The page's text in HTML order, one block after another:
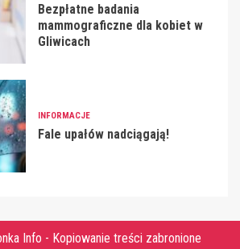
Bezpłatne badania
mammograficzne dla kobiet w
Gliwicach
INFORMACJE
Fale upałów nadciągają!
Info - Kopiowanie treści zabronione